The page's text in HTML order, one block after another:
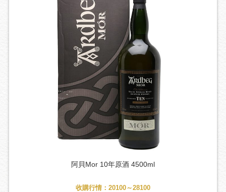
阿貝Mor 10年原酒 4500ml
收購行情：20100～28100